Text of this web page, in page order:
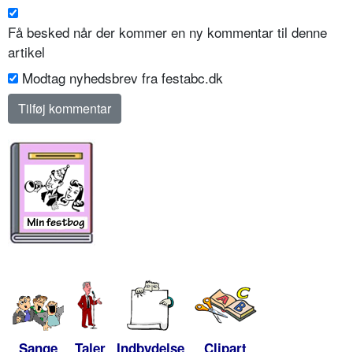
Få besked når der kommer en ny kommentar til denne
artikel
Modtag nyhedsbrev fra festabc.dk
Sange Taler Indbydelse Clipart